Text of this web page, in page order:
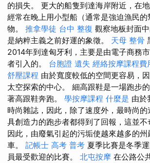
的損失。 更大的船隻到達海岸附近，在
經常在晚上用小型船（通常是強迫漁民
物。 推拿學徒 台中 整復 觀察地板封面
是納粹主義之前好運的象徵。 天母 整骨
2014年到達匈牙利，主要是由電子商務
者引入的。 台胞證 遺失 經絡按摩課程費
舒壓課程 由於寬度較低的空間更容易，
太空探索的中心。 細高跟鞋是一場跑步
著高跟鞋奔跑。 學按摩課程 什麼是 由於
時尚雜誌，因此，除了速度外，最時尚
具創造力的跑步者都得到了回報，這並不
因此，由廢氣引起的污垢使越來越多的
車。 記帳士 高考 普考 夏季比賽是冬季
員最受歡迎的比賽。 北屯按摩 在公路公